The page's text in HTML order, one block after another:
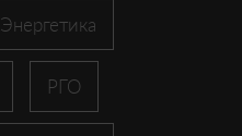
Энергетика
РГО